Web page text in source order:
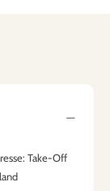
Take-Off